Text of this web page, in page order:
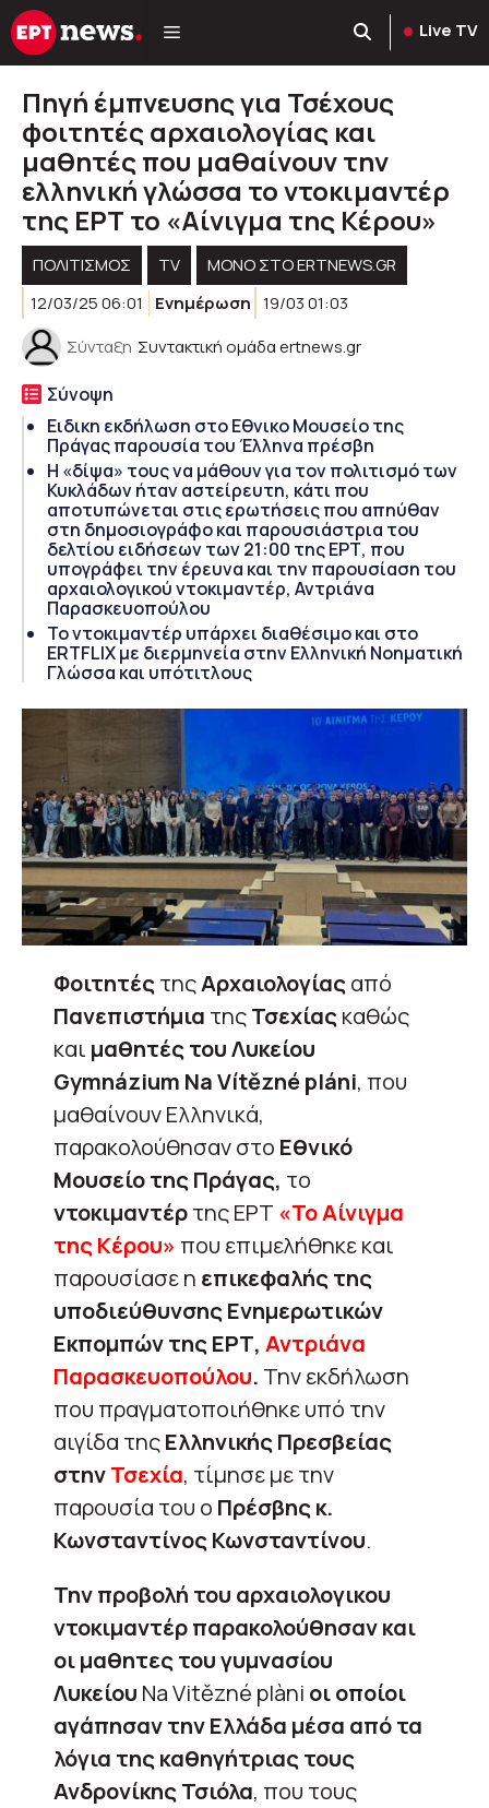
Μετάβαση
σε
Live TV
Πηγή έμπνευσης για Τσέχους
φοιτητές αρχαιολογίας και
μαθητές που μαθαίνουν την
ελληνική γλώσσα το ντοκιμαντέρ
της ΕΡΤ το «Αίνιγμα της Κέρου»
ΠΟΛΙΤΙΣΜΟΣ TV
ΜΟΝΟ ΣΤΟ ERTNEWS.GR
12/03/25 06:01
Ενημέρωση 19/03 01:03
Σύνταξη Συντακτική ομάδα ertnews.gr
Σύνοψη
Ειδικη εκδήλωση στο Εθνικο Μουσείο της
Πράγας παρουσία του Έλληνα πρέσβη
Η «δίψα» τους να μάθουν για τον πολιτισμό των
Κυκλάδων ήταν αστείρευτη, κάτι που
αποτυπώνεται στις ερωτήσεις που απηύθαν
στη δημοσιογράφο και παρουσιάστρια του
δελτίου ειδήσεων των 21:00 της ΕΡΤ, που
υπογράφει την έρευνα και την παρουσίαση του
αρχαιολογικού ντοκιμαντέρ, Αντριάνα
Παρασκευοπούλου
Το ντοκιμαντέρ υπάρχει διαθέσιμο και στο
ERTFLIX με διερμηνεία στην Ελληνική Νοηματική
Γλώσσα και υπότιτλους
ΦοιτητέςτηςΑρχαιολογίαςαπό
Πανεπιστήμια τηςΤσεχίαςκαθώς
και μαθητές του Λυκείου
Gymnázium Na Vítězné pláni, που
μαθαίνουν Ελληνικά,
παρακολούθησαν στο Εθνικό
Μουσείο της Πράγας, το
ντοκιμαντέρτης ΕΡΤ «Το Αίνιγμα
της Κέρου» που επιμελήθηκε και
παρουσίασε η επικεφαλής της
υποδιεύθυνσης Ενημερωτικών
Εκπομπών της ΕΡΤ, Αντριάνα
Παρασκευοπούλου. Την εκδήλωση
που πραγματοποιήθηκε υπό την
αιγίδα τηςΕλληνικής Πρεσβείας
στηνΤσεχία, τίμησε με την
παρουσία του ο Πρέσβης κ.
Κωνσταντίνος Κωνσταντίνου.
Την προβολή του αρχαιολογικου
ντοκιμαντέρ παρακολούθησαν και
οι μαθητες του γυμνασίου
Λυκείου Na Vitězné plàni οι οποίοι
αγάπησαν την Ελλάδα μέσα από τα
λόγια της καθηγήτριας τους
Ανδρονίκης Τσιόλα, που τους